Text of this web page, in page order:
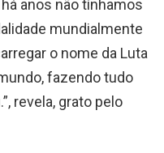
anos não tínhamos
mundialmente
o nome da Luta
fazendo tudo
revela, grato pelo